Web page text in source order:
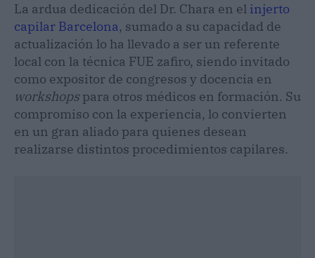
La ardua dedicación del Dr. Chara en el injerto
capilar Barcelona, sumado a su capacidad de
actualización lo ha llevado a ser un referente
local con la técnica FUE zafiro, siendo invitado
como expositor de congresos y docencia en
workshopspara otros médicos en formación. Su
compromiso con la experiencia, lo convierten
en un gran aliado para quienes desean
realizarse distintos procedimientos capilares.